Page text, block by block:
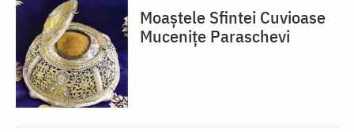
Moaștele Sfintei Cuvioase
Mucenițe Paraschevi